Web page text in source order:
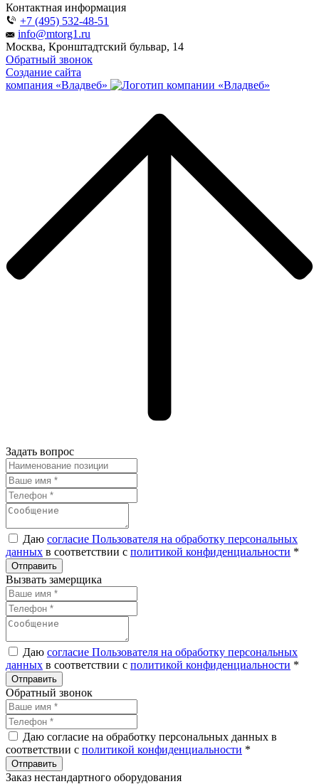
Контактная информация
+7 (495) 532-48-51
info@mtorg1.ru
Москва, Кронштадтский бульвар, 14
Обратный звонок
Создание сайта
компания «Владвеб»
Задать вопрос
Даю согласие Пользователя на обработку персональных
данных в соответствии с политикой конфиденциальности *
Вызвать замерщика
Даю согласие Пользователя на обработку персональных
данных в соответствии с политикой конфиденциальности *
Обратный звонок
Даю согласие на обработку персональных данных в
соответствии с политикой конфиденциальности *
Заказ нестандартного оборудования